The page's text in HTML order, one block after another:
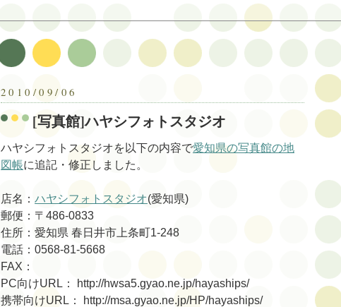
2010/09/06
[写真館]ハヤシフォトスタジオ
ハヤシフォトスタジオを以下の内容で愛知県の写真館の地
図帳に追記・修正しました。
店名： ハヤシフォトスタジオ(愛知県)
郵便：〒486-0833
住所：愛知県 春日井市上条町1-248
電話：0568-81-5668
FAX：
PC向けURL： http://hwsa5.gyao.ne.jp/hayaships/
携帯向けURL： http://msa.gyao.ne.jp/HP/hayaships/